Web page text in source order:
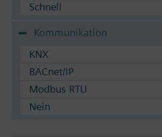
Schnell
Kommunikation
KNX
BACnet/IP
Modbus RTU
Nein